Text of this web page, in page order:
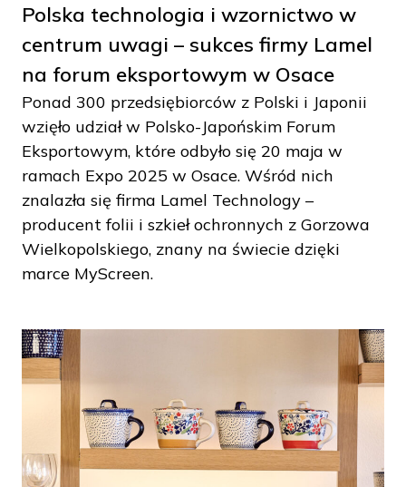
Polska technologia i wzornictwo w
centrum uwagi – sukces firmy Lamel
na forum eksportowym w Osace
Ponad 300 przedsiębiorców z Polski i Japonii
wzięło udział w Polsko-Japońskim Forum
Eksportowym, które odbyło się 20 maja w
ramach Expo 2025 w Osace. Wśród nich
znalazła się firma Lamel Technology –
producent folii i szkieł ochronnych z Gorzowa
Wielkopolskiego, znany na świecie dzięki
marce MyScreen.